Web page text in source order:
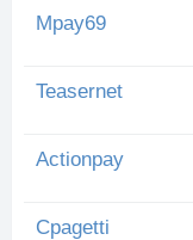
Mpay69
Teasernet
Actionpay
Cpagetti